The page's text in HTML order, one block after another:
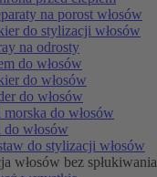
na porost włosów
do stylizacji włosów
na odrosty
do włosów
do włosów
do włosów
morska do włosów
do włosów
do stylizacji włosów
włosów bez spłukiwania